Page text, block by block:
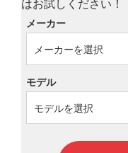
メーカー
モデル